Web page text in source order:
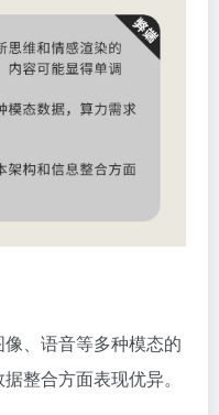
、语音等多种模态的
整合方面表现优异。